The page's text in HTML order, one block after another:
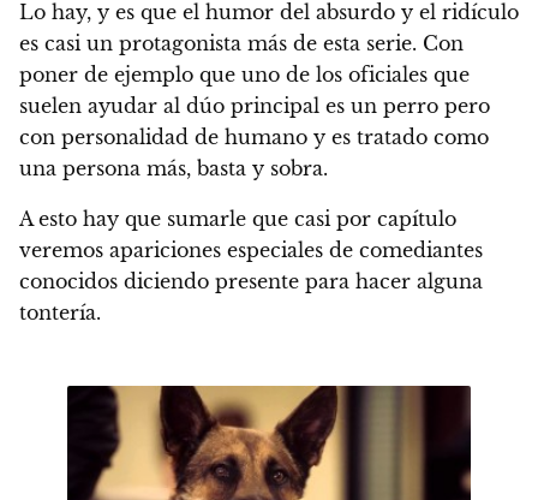
Lo hay, y es que el humor del absurdo y el ridículo
es casi un protagonista más de esta serie. Con
poner de ejemplo que uno de los oficiales que
suelen ayudar al dúo principal es un perro pero
con personalidad de humano y es tratado como
una persona más, basta y sobra.
A esto hay que sumarle que casi por capítulo
veremos apariciones especiales de comediantes
conocidos diciendo presente para hacer alguna
tontería.